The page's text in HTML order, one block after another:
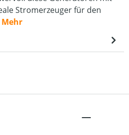
Stromerzeuger für den
Mehr